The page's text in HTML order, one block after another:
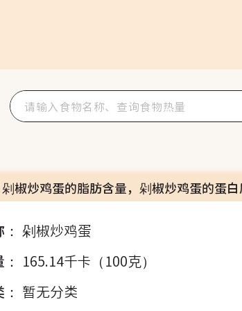
椒炒鸡蛋的脂肪含量，剁椒炒鸡蛋的蛋
剁椒炒鸡蛋
165.14千卡（100克）
暂无分类